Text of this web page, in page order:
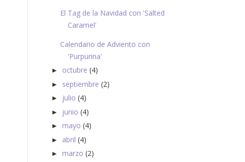
El Tag de la Navidad con 'Salted
Caramel'
Calendario de Adviento con
'Purpurina'
► octubre (4)
► septiembre (2)
► julio (4)
► junio (4)
► mayo (4)
► abril (4)
► marzo (2)